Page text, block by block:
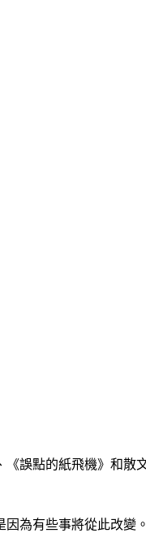
誤點的紙飛機》和散
為有些事將從此改變